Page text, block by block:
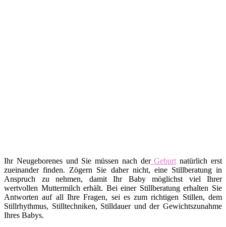
Ihr Neugeborenes und Sie müssen nach derGeburt natürlich erst
zueinander finden. Zögern Sie daher nicht, eine Stillberatung in
Anspruch zu nehmen, damit Ihr Baby möglichst viel Ihrer
wertvollen Muttermilch erhält. Bei einer Stillberatung erhalten Sie
Antworten auf all Ihre Fragen, sei es zum richtigen Stillen, dem
Stillrhythmus, Stilltechniken, Stilldauer und der Gewichtszunahme
Ihres Babys.